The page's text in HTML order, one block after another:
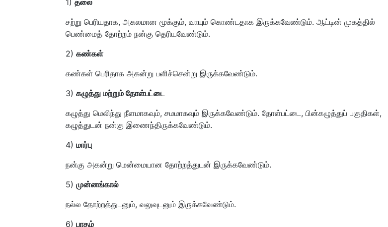
சற்று பெரியதாக, அகலமான மூக்கும், வாயும் கொண்டதாக இருக்கவேண்டும். ஆட்டின் முகத்தில்
பெண்மைத் தோற்றம் நன்கு தெரியவேண்டும்.
2) கண்கள்
கண்கள் பெரிதாக அகன்று பளிச்சென்று இருக்கவேண்டும்.
3) கழுத்து மற்றும் தோள்பட்டை
கழுத்து மெலிந்து நீளமாகவும், சமமாகவும் இருக்கவேண்டும். தோள்பட்டை, பின்கழுத்துப் பகுதிகள்,
கழுத்துடன் நன்கு இணைந்திருக்கவேண்டும்.
4) மார்பு
நன்கு அகன்று மென்மையான தோற்றத்துடன் இருக்கவேண்டும்.
5) முன்னங்கால்
நல்ல தோற்றத்துடனும், வலுவுடனும் இருக்கவேண்டும்.
6) பாதம்